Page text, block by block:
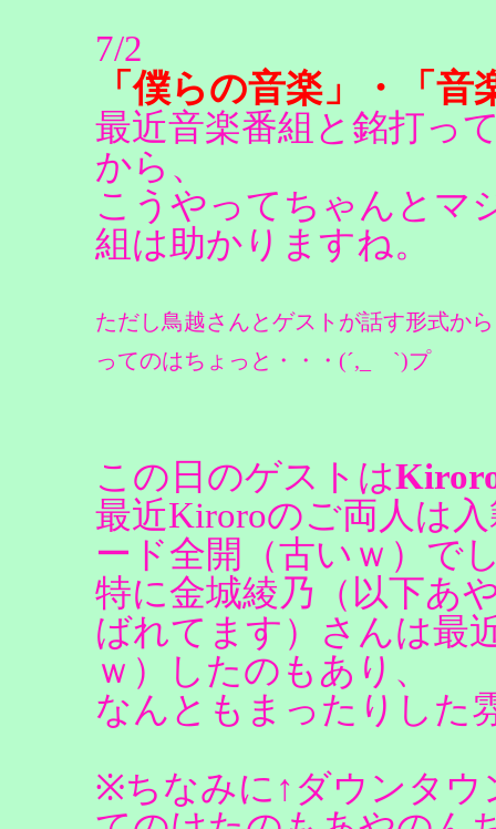
7/2
「僕らの音楽」・「音
最近音楽番組と銘打っ
から、
こうやってちゃんとマ
組は助かりますね。
ただし鳥越さんとゲストが話す形式か
ってのはちょっと・・・(´,_ゝ`)プ
この日のゲストは
最近Kiroroのご両人は
ード全開（古いｗ）で
特に金城綾乃（以下あ
ばれてます）さんは最
ｗ）したのもあり、
なんともまったりした
※ちなみに↑ダウンタウ